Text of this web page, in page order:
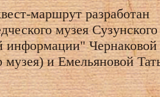
маршрут разработан
музея
информации"
и Емельяновой